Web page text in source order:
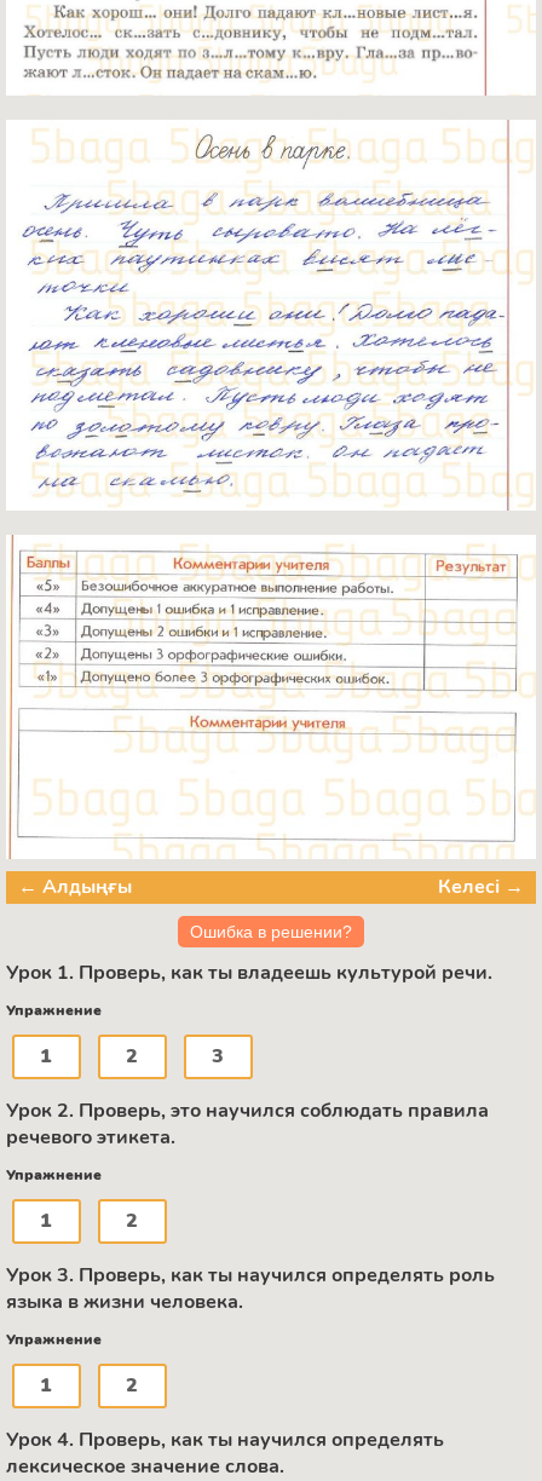
← Алдыңғы Келесі →
Ошибка в решении?
Урок 1. Проверь, как ты владеешь культурой речи.
Упражнение
1 2 3
Урок 2. Проверь, это научился соблюдать правила
речевого этикета.
Упражнение
1 2
Урок 3. Проверь, как ты научился определять роль
языка в жизни человека.
Упражнение
1 2
Урок 4. Проверь, как ты научился определять
лексическое значение слова.